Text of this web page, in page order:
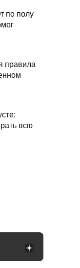
по полу
правила
всю
всегда
тысяч
и